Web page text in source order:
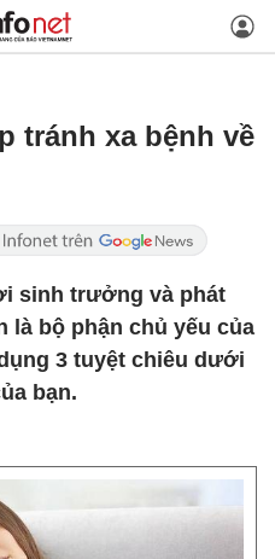
tránh xa bệnh về
sinh trưởng và phát
là bộ phận chủ yếu của
3 tuyệt chiêu dưới
bạn.